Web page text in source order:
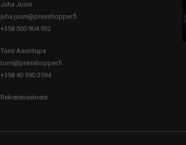
Juha Juoni
juha.juoni@presshopper.fi
+358 500 904 932
Tomi Asuintupa
tomi@presshopper.fi
+358 40 590 3594
Rekisteriseloste